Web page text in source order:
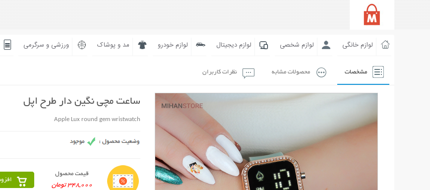
لوازم خانگی لوازم شخصی لوازم دیجیتال لوازم خودرو مد و پوشاک ورزشی و سرگرمی
مشخصات محصولات مشابه نظرات کاربران
ساعت مچی نگین دار طرح اپل
Apple Lux round gem wristwatch
قیمت محصول
348,000 تومان